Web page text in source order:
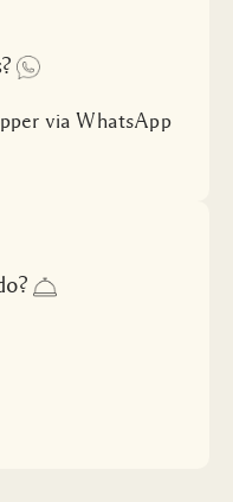
via WhatsApp